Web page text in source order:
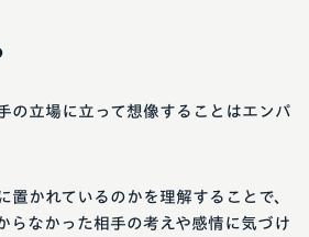
の立場に立って想像することはエンパ
置かれているのかを理解することで、
らなかった相手の考えや感情に気づけ